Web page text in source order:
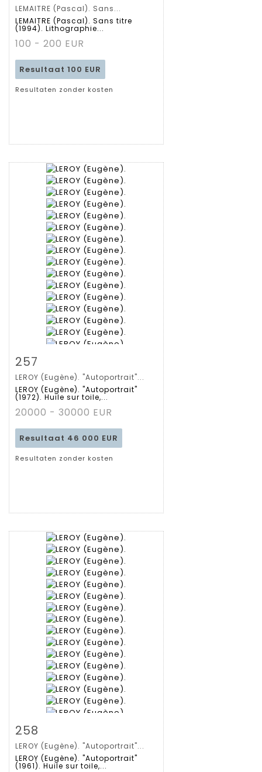
Gedetailleerde
fiche
LEMAITRE (Pascal). Sans...
LEMAITRE (Pascal). Sans titre
(1994). Lithographie...
100 - 200 EUR
Resultaat 100 EUR
Resultaten zonder kosten
Gedetailleerde
fiche
257
LEROY (Eugène). "Autoportrait"...
LEROY (Eugène). "Autoportrait"
(1972). Huile sur toile,...
20000 - 30000 EUR
Resultaat 46 000 EUR
Resultaten zonder kosten
Gedetailleerde
258
LEROY (Eugène). "Autoportrait"...
LEROY (Eugène). "Autoportrait"
(1961). Huile sur toile,...